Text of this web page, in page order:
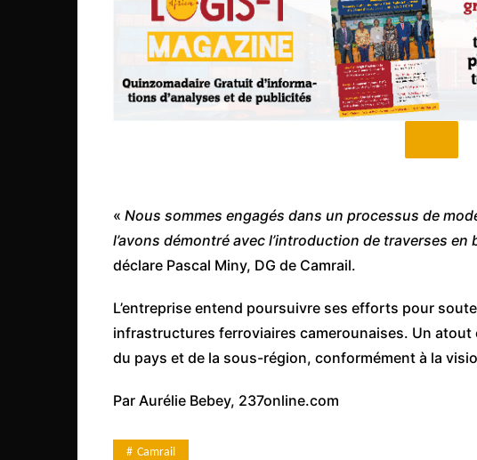
Mozambique
Namibie
Niger
Togo
São Tomé et Príncipe
Seychelles
« Nous sommes engagés dans un processus de
l’avons démontré avec l’introduction de traverses
déclare Pascal Miny, DG de Camrail.
L’entreprise entend poursuivre ses efforts pour
infrastructures ferroviaires camerounaises. Un
du pays et de la sous-région, conformément à la
Par Aurélie Bebey, 237online.com
Camrail